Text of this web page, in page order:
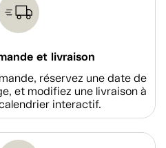
et livraison
réservez une date de
et modifiez une livraison à
interactif.